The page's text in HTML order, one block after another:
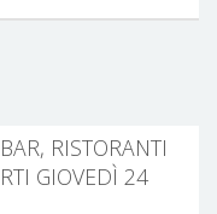
RISTORANTI
GIOVEDÌ 24